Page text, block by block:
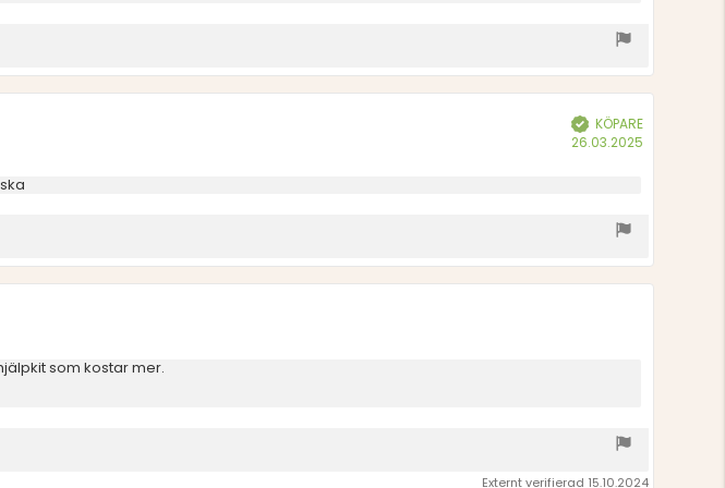
Bekräftad
KÖPARE
26.03.2025
som kostar mer.
Externt verifierad 15.10.2024